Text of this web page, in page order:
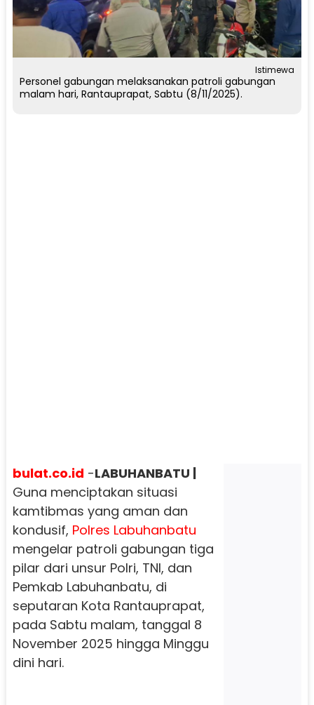
Istimewa
Personel gabungan melaksanakan patroli gabungan
malam hari, Rantauprapat, Sabtu (8/11/2025).
bulat.co.id -LABUHANBATU |
Guna menciptakan situasi
kamtibmas yang aman dan
kondusif, Polres Labuhanbatu
mengelar patroli gabungan tiga
pilar dari unsur Polri, TNI, dan
Pemkab Labuhanbatu, di
seputaran Kota Rantauprapat,
pada Sabtu malam, tanggal 8
November 2025 hingga Minggu
dini hari.